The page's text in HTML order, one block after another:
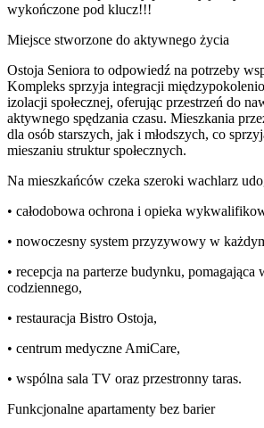
wykończone pod klucz!!!
Miejsce stworzone do aktywnego życia
Ostoja Seniora to odpowiedź na potrzeby
Kompleks sprzyja integracji
izolacji społecznej, oferując przestrzeń do
aktywnego spędzania czasu. Mieszkania
dla osób starszych, jak i młodszych, co
mieszaniu struktur społecznych.
Na mieszkańców czeka szeroki wachlarz
• całodobowa ochrona i opieka
• nowoczesny system przyzywowy w
• recepcja na parterze budynku, pomagająca
codziennego,
• restauracja Bistro Ostoja,
• centrum medyczne AmiCare,
• wspólna sala TV oraz przestronny taras.
Funkcjonalne apartamenty bez barier